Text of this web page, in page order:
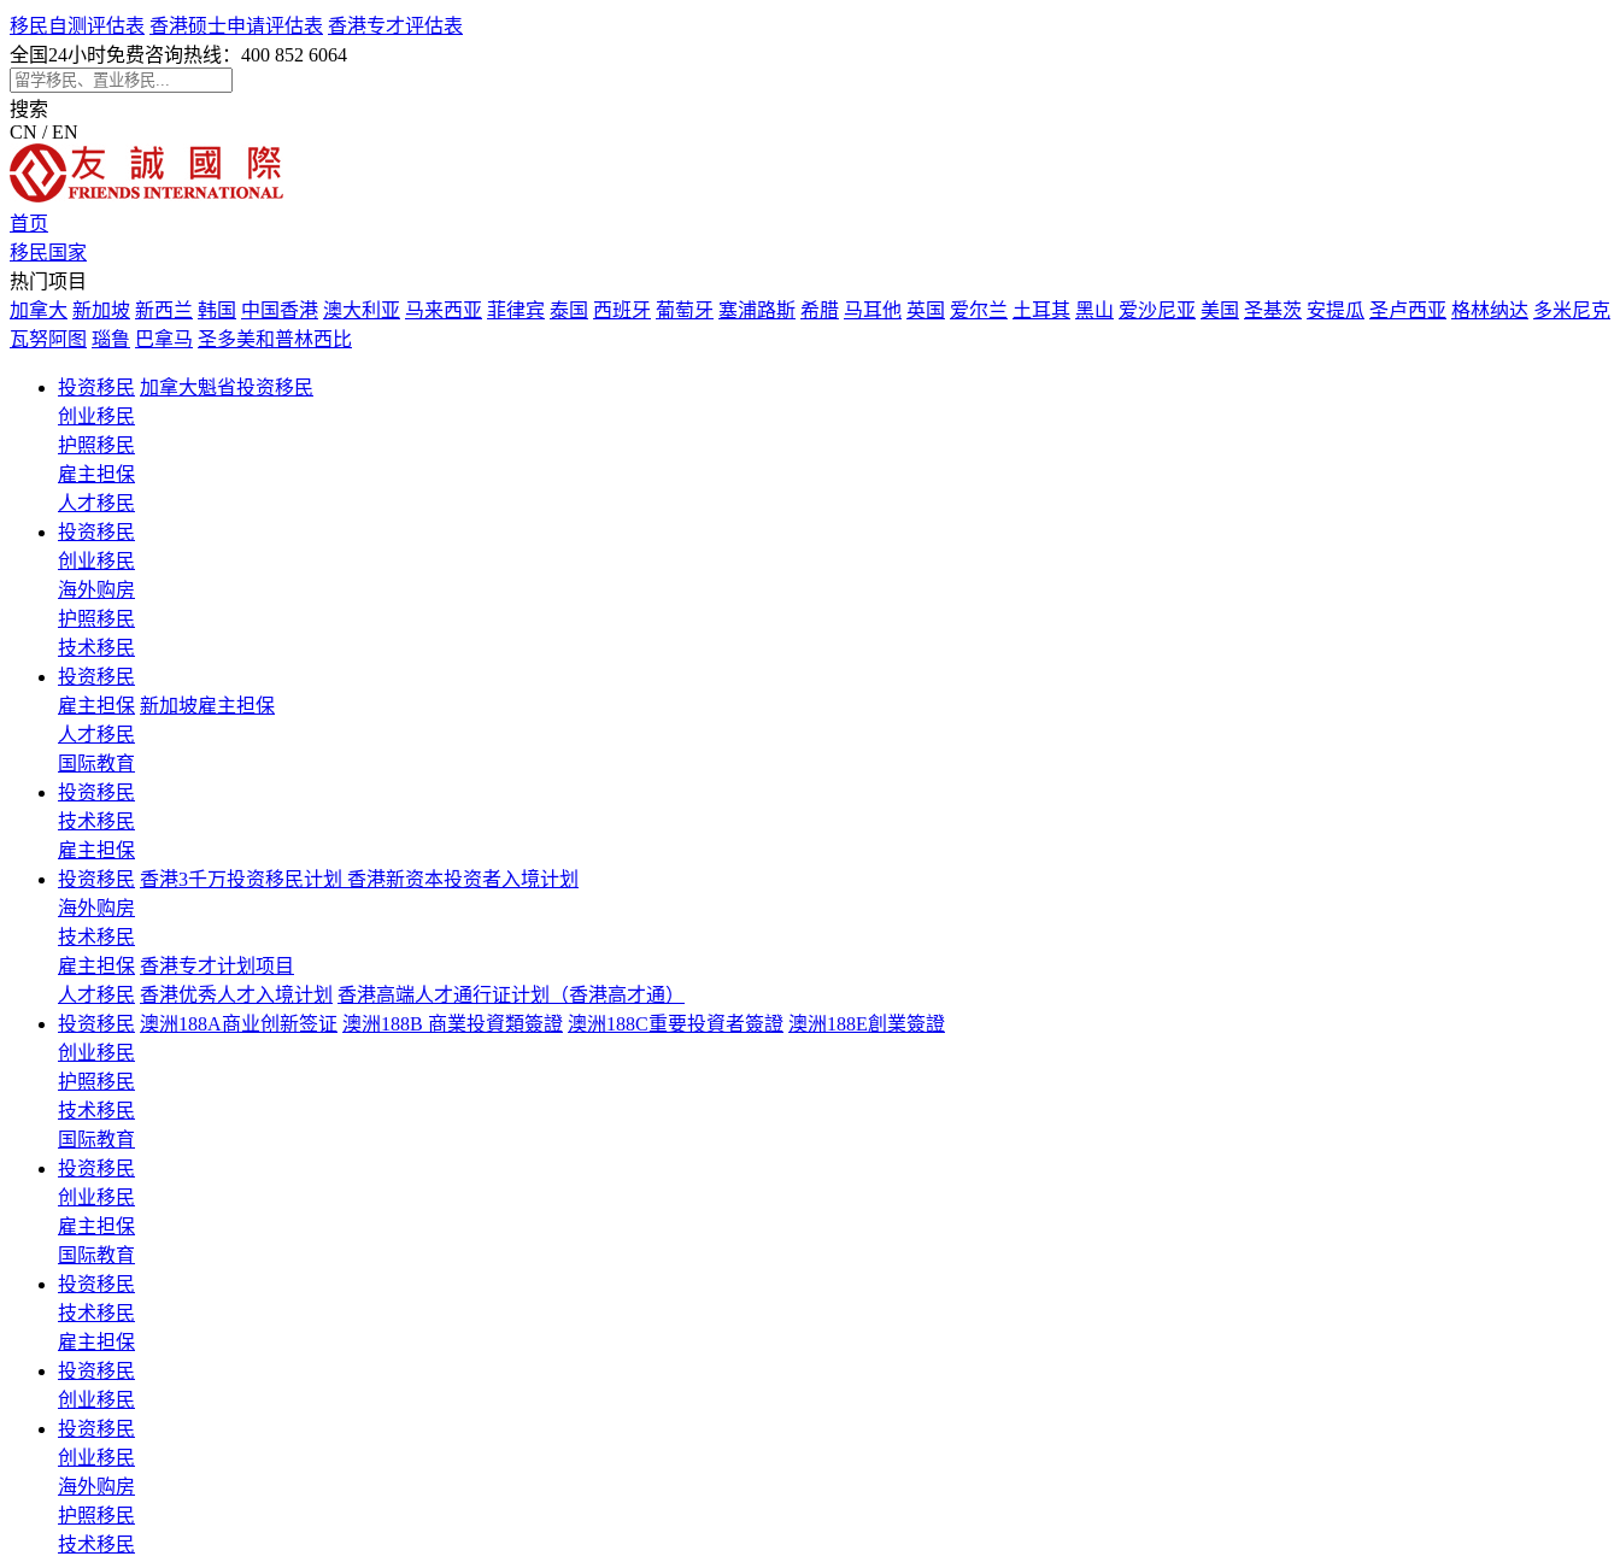
移民自测评估表 香港硕士申请评估表 香港专才评估表
全国24小时免费咨询热线： 400 852 6064
搜索
CN / EN
首页
移民国家
热门项目
加拿大 新加坡 新西兰 韩国 中国香港 澳大利亚 马来西亚 菲律宾 泰国 西班牙 葡萄牙 塞浦路斯 希腊 马耳他 英国 爱尔兰 土耳其 黑山 爱沙尼亚 美国 圣基茨 安提瓜 圣卢西亚 格林纳达 多米尼克
瓦努阿图 瑙鲁 巴拿马 圣多美和普林西比
投资移民 加拿大魁省投资移民
创业移民
护照移民
雇主担保
人才移民
投资移民
创业移民
海外购房
护照移民
技术移民
投资移民
雇主担保 新加坡雇主担保
人才移民
国际教育
投资移民
技术移民
雇主担保
投资移民 香港3千万投资移民计划 香港新资本投资者入境计划
海外购房
技术移民
雇主担保 香港专才计划项目
人才移民 香港优秀人才入境计划 香港高端人才通行证计划（香港高才通）
投资移民 澳洲188A商业创新签证 澳洲188B 商業投資類簽證 澳洲188C重要投資者簽證 澳洲188E創業簽證
创业移民
护照移民
技术移民
国际教育
投资移民
创业移民
雇主担保
国际教育
投资移民
技术移民
雇主担保
投资移民
创业移民
投资移民
创业移民
海外购房
护照移民
技术移民